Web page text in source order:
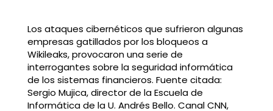
Los ataques cibernéticos que sufrieron algunas
empresas gatillados por los bloqueos a
Wikileaks, provocaron una serie de
interrogantes sobre la seguridad informática
de los sistemas financieros. Fuente citada:
Sergio Mujica, director de la Escuela de
Informática de la U. Andrés Bello. Canal CNN,